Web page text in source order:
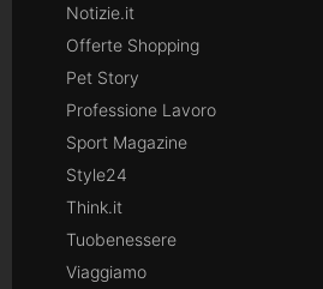
Notizie.it
Offerte Shopping
Pet Story
Professione Lavoro
Sport Magazine
Style24
Think.it
Tuobenessere
Viaggiamo